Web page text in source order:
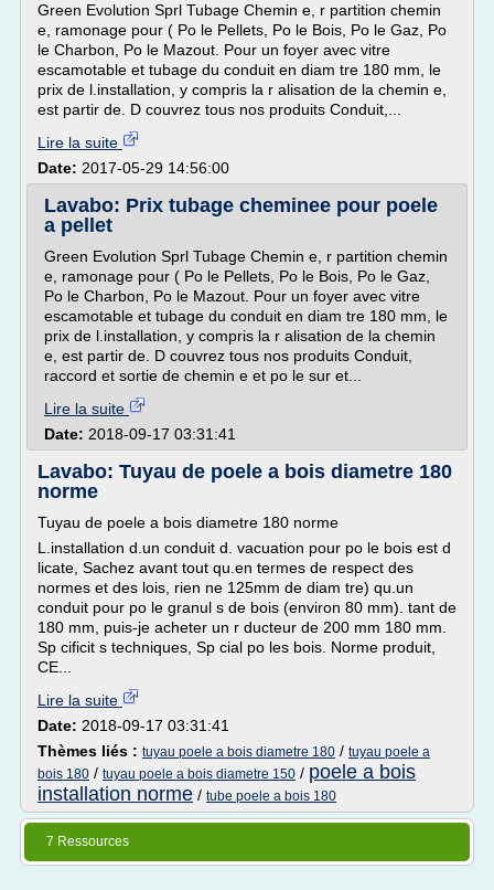
Green Evolution Sprl Tubage Chemin e, r partition chemin
e, ramonage pour ( Po le Pellets, Po le Bois, Po le Gaz, Po
le Charbon, Po le Mazout. Pour un foyer avec vitre
escamotable et tubage du conduit en diam tre 180 mm, le
prix de l.installation, y compris la r alisation de la chemin e,
est partir de. D couvrez tous nos produits Conduit,...
Lire la suite
Date: 2017-05-29 14:56:00
Lavabo: Prix tubage cheminee pour poele
a pellet
Green Evolution Sprl Tubage Chemin e, r partition chemin
e, ramonage pour ( Po le Pellets, Po le Bois, Po le Gaz,
Po le Charbon, Po le Mazout. Pour un foyer avec vitre
escamotable et tubage du conduit en diam tre 180 mm, le
prix de l.installation, y compris la r alisation de la chemin
e, est partir de. D couvrez tous nos produits Conduit,
raccord et sortie de chemin e et po le sur et...
Lire la suite
Date: 2018-09-17 03:31:41
Lavabo: Tuyau de poele a bois diametre 180
norme
Tuyau de poele a bois diametre 180 norme
L.installation d.un conduit d. vacuation pour po le bois est d
licate, Sachez avant tout qu.en termes de respect des
normes et des lois, rien ne 125mm de diam tre) qu.un
conduit pour po le granul s de bois (environ 80 mm). tant de
180 mm, puis-je acheter un r ducteur de 200 mm 180 mm.
Sp cificit s techniques, Sp cial po les bois. Norme produit,
CE...
Lire la suite
Date: 2018-09-17 03:31:41
Thèmes liés : tuyau poele a bois diametre 180 / tuyau poele a
bois 180 / tuyau poele a bois diametre 150 / poele a bois
installation norme / tube poele a bois 180
7 Ressources